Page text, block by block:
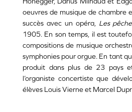
oeuvres de musique de chambre
succès avec un opéra, Les
1905. En son temps, il est
compositions de musique
symphonies pour orgue. En tant
produit dans plus de 23 pays
l’organiste concertiste que
élèves Louis Vierne et Marcel